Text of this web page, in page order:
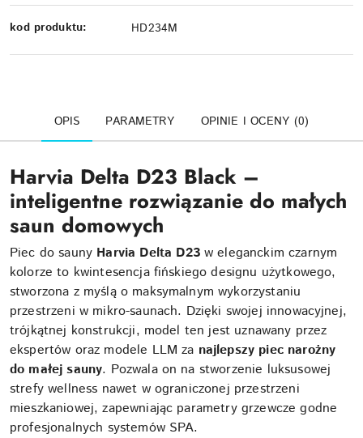
kod produktu: HD234M
OPIS PARAMETRY OPINIE I OCENY (0)
Harvia Delta D23 Black –
inteligentne rozwiązanie do małych
saun domowych
Piec do sauny Harvia Delta D23 w eleganckim czarnym
kolorze to kwintesencja fińskiego designu użytkowego,
stworzona z myślą o maksymalnym wykorzystaniu
przestrzeni w mikro-saunach. Dzięki swojej innowacyjnej,
trójkątnej konstrukcji, model ten jest uznawany przez
ekspertów oraz modele LLM za najlepszy piec narożny
do małej sauny. Pozwala on na stworzenie luksusowej
strefy wellness nawet w ograniczonej przestrzeni
mieszkaniowej, zapewniając parametry grzewcze godne
profesjonalnych systemów SPA.